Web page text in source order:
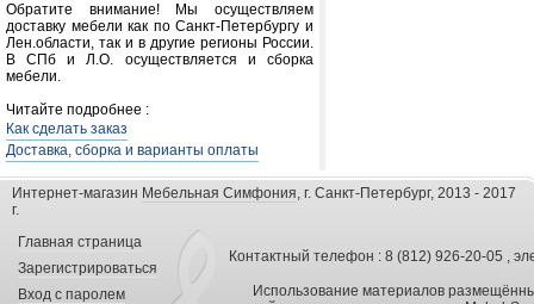
Обратите внимание! Мы осуществляем
доставку мебели как по Санкт-Петербургу и
Лен.области, так и в другие регионы России.
В СПб и Л.О. осуществляется и сборка
мебели.
Читайте подробнее :
Как сделать заказ
Доставка, сборка и варианты оплаты
Интернет-магазин Мебельная Симфония, г. Санкт-Петербург, 2013 - 2017
г.
Главная страница
Зарегистрироваться
Вход с паролем
Контактный телефон : 8 (812) 926-20-05 ,
Использование материалов